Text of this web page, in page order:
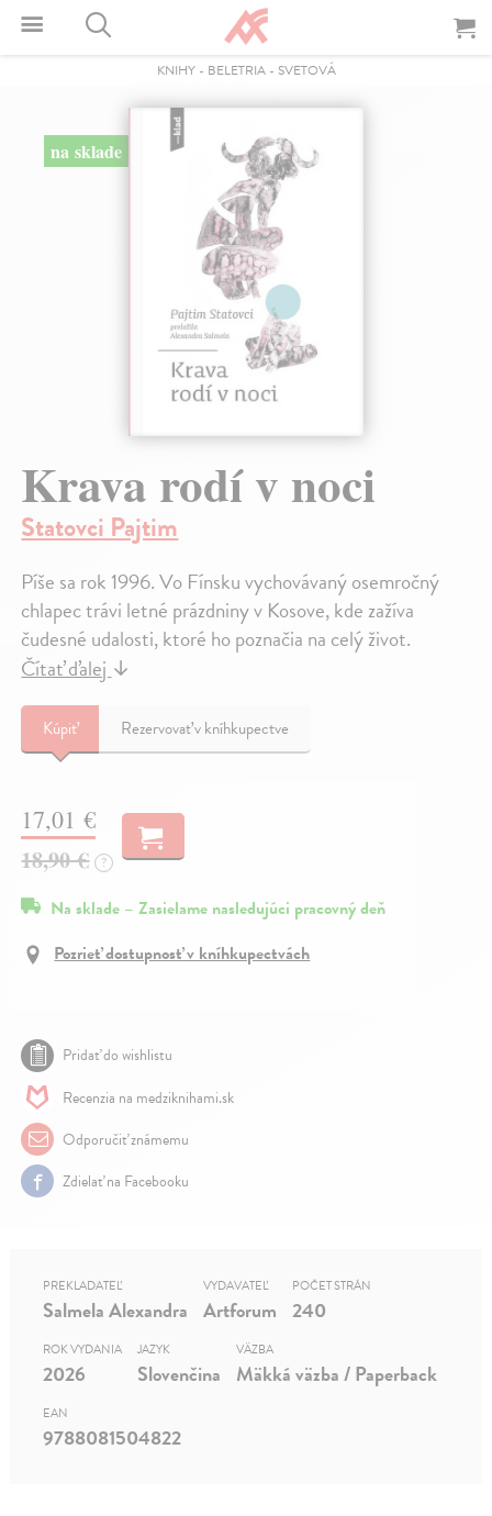
KNIHY- BELETRIA- SVETOVÁ
na sklade
Krava rodí v noci
Statovci Pajtim
Píše sa rok 1996. Vo Fínsku vychovávaný osemročný
chlapec trávi letné prázdniny v Kosove, kde zažíva
čudesné udalosti, ktoré ho poznačia na celý život.
Čítať ďalej↓
Kúpiť Rezervovať v kníhkupectve
17,01 €
18,90 €
?
Na sklade – Zasielame nasledujúci pracovný deň
Pozrieť dostupnosť v kníhkupectvách
Pridať do wishlistu
Recenzia na medziknihami.sk
Odporučiť známemu
Zdielať na Facebooku
PREKLADATEĽ
Salmela Alexandra
VYDAVATEĽ
Artforum
POČET STRÁN
240
ROK VYDANIA
2026
JAZYK
Slovenčina
VÄZBA
Mäkká väzba / Paperback
EAN
9788081504822